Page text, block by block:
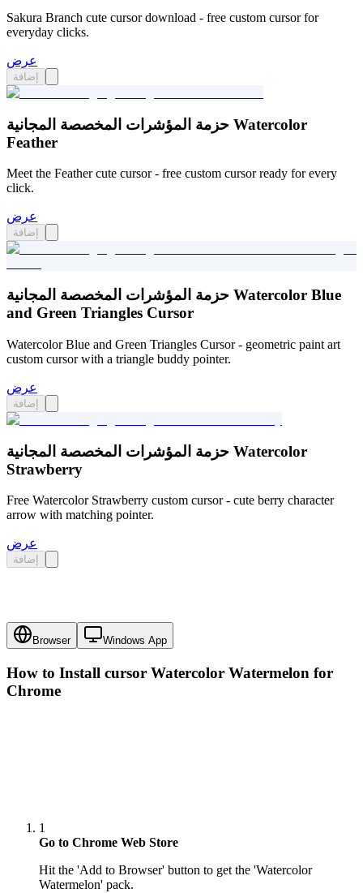
Sakura Branch cute cursor download - free custom cursor for
everyday clicks.
عرض
إضافة
حزمة المؤشرات المخصصة المجانية Watercolor
Feather
Meet the Feather cute cursor - free custom cursor ready for every
click.
عرض
إضافة
حزمة المؤشرات المخصصة المجانية Watercolor Blue
and Green Triangles Cursor
Watercolor Blue and Green Triangles Cursor - geometric paint art
custom cursor with a triangle buddy pointer.
عرض
إضافة
حزمة المؤشرات المخصصة المجانية Watercolor
Strawberry
Free Watercolor Strawberry custom cursor - cute berry character
arrow with matching pointer.
عرض
إضافة
Browser Windows App
How to Install cursor Watercolor Watermelon for
Chrome
1
Go to Chrome Web Store
Hit the 'Add to Browser' button to get the 'Watercolor
Watermelon' pack.